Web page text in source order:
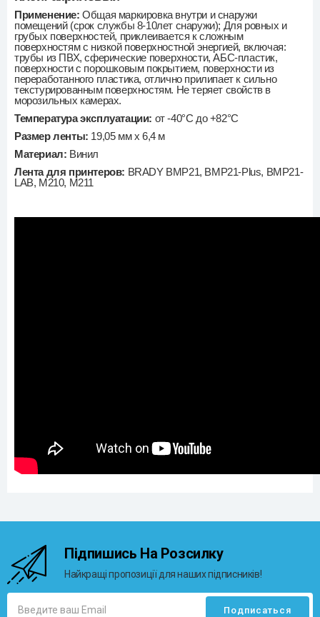
Применение:Общая маркировка внутри и снаружи
помещений (срок службы 8-10лет снаружи); Для ровных и
грубых поверхностей, приклеивается к сложным
поверхностям с низкой поверхностной энергией, включая:
трубы из ПВХ, сферические поверхности, АБС-пластик,
поверхности с порошковым покрытием, поверхности из
переработанного пластика, отлично прилипает к сильно
текстурированным поверхностям. Не теряет свойств в
морозильных камерах.
Температура эксплуатации: от -40°C до +82°C
Размер ленты: 19,05 мм х 6,4 м
Материал: Винил
Лента для принтеров: BRADY BMP21, BMP21-Plus, BMP21-
LAB, М210, М211
Підпишись На Розсилку
Найкращі пропозиції для наших підписників!